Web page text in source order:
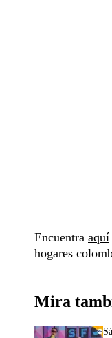
Encuentra aquí
hogares
Mira